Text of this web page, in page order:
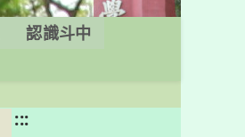
認識斗中
:::